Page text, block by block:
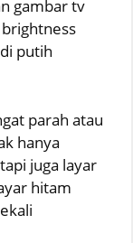
gambar tv
putih
parah atau
hanya
juga layar
hitam